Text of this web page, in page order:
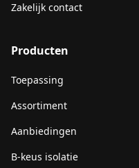
Zakelijk contact
Producten
Toepassing
Assortiment
Aanbiedingen
B-keus isolatie